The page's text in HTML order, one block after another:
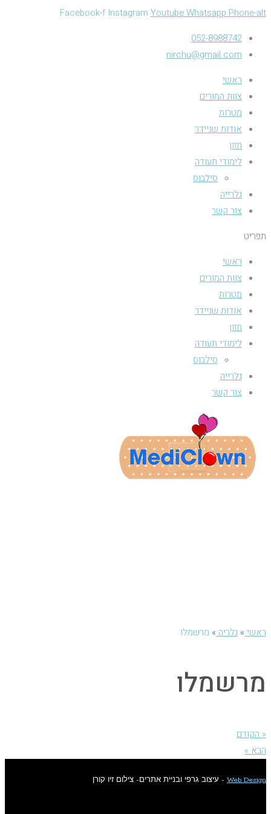
Facebook-f Instagram YoutubeWhatsapp Phone-alt
052-8988742
nirchu@gmail.com
ראשי
צוות המורים
מטרות
אודות שניידר
חזון
לימודי תעודה
סילבוס
גלרייה
צור קשר
תפריט
ראשי
צוות המורים
מטרות
אודות שניידר
חזון
לימודי תעודה
סילבוס
גלרייה
צור קשר
ראשי » גלריה » מרשמלו
מרשמלו
« הקודם
הבא »
Web Design - עיצוב גרפי ובניית אתרים- צילום זיו קורן